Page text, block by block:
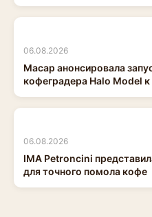
06.08.2026
Macap анонсировала
кофеградера Halo Model
06.08.2026
IMA Petroncini
для точного помола кофе